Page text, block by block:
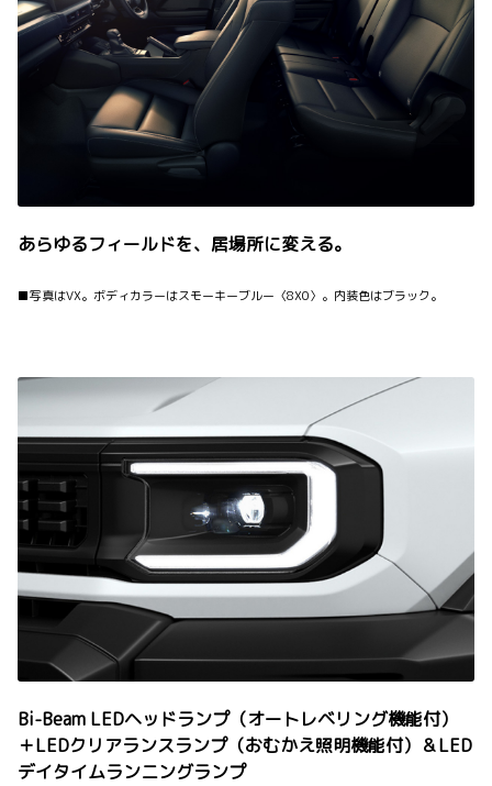
あらゆるフィールドを、居場所に変える。
■写真はVX。ボディカラーはスモーキーブルー〈8X0〉。内装色はブラック。
Bi-Beam LEDヘッドランプ（オートレベリング機能付）
＋LEDクリアランスランプ（おむかえ照明機能付）＆LED
デイタイムランニングランプ